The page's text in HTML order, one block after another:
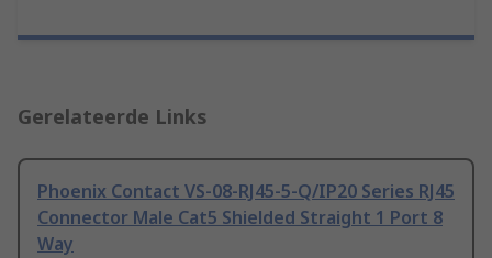
Gerelateerde Links
Phoenix Contact VS-08-RJ45-5-Q/IP20 Series RJ45
Connector Male Cat5 Shielded Straight 1 Port 8
Way